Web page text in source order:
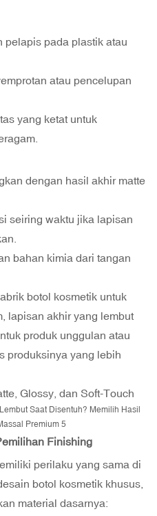
pelapis pada plastik atau
atau pencelupan
yang ketat untuk
dengan hasil akhir matte
seiring waktu jika lapisan
bahan kimia dari tangan
botol kosmetik untuk
lapisan akhir yang lembut
produk unggulan atau
produksinya yang lebih
Glossy, dan Soft-Touch
Finishing
perilaku yang sama di
botol kosmetik khusus,
material dasarnya: